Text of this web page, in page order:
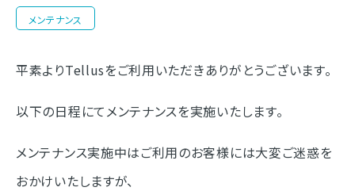
メンテナンス
平素よりTellusをご利用いただきありがとうございます。
以下の日程にてメンテナンスを実施いたします。
メンテナンス実施中はご利用のお客様には大変ご迷惑を
おかけいたしますが、